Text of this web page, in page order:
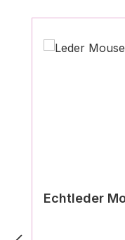
Echtleder